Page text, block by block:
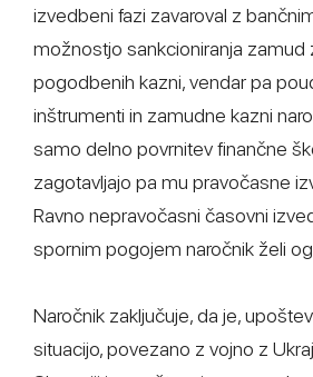
izvedbeni fazi zavaroval z
možnostjo sankcioniranja zamud
pogodbenih kazni, vendar pa
inštrumenti in zamudne kazni
samo delno povrnitev finančne
zagotavljajo pa mu pravočasne
Ravno nepravočasni časovni
spornim pogojem naročnik želi
Naročnik zaključuje, da je,
situacijo, povezano z vojno z